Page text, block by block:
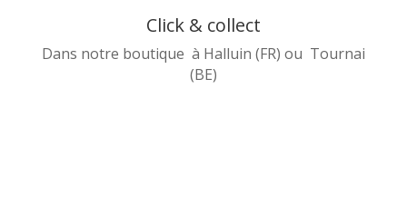
Click & collect
Dans notre boutique à Halluin (FR) ou Tournai
(BE)